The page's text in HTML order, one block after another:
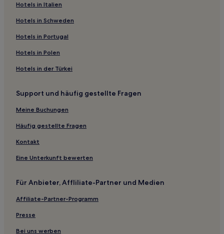
Familien in Niseko
Ski in Niseko
Niseko Hotels
Hotels mit Parkplatz in Niseko
Hotels mit Fitnessbereich in Niseko
Hotels mit Küchenzeile in Niseko
Haustierfreundliche in Niseko
Chalets in Niseko
Cottages in Niseko
Hostels in Niseko
Ferienwohnungen in Niseko
Aparthotels in Niseko
Gasthäuser in Niseko
Hütten in Niseko
Hotels in Italien
Hotels in Schweden
Hotels in Portugal
Hotels in Polen
Hotels in der Türkei
Support und häufig gestellte Fragen
Meine Buchungen
Häufig gestellte Fragen
Kontakt
Eine Unterkunft bewerten
Für Anbieter, Affliliate-Partner und Medien
Affiliate-Partner-Programm
Presse
Bei uns werben